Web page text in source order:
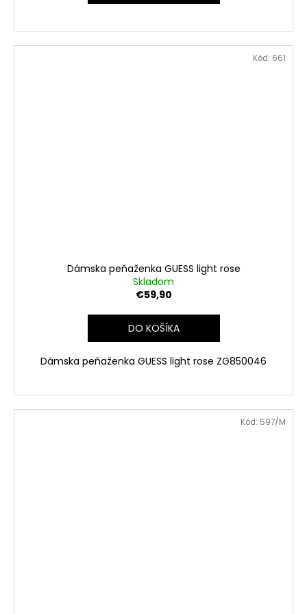
Dámska peňaženka GUESS light rose
Skladom
€59,90
DO KOŠÍKA
Dámska peňaženka GUESS light rose ZG850046
Kód: 661
Kód: 597/M